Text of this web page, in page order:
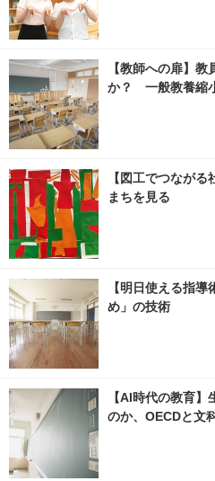
【教師への扉】
か？ 一般教養縮
【図工でつながる
まちを見る
【明日使える指
め」の技術
【AI時代の教育
のか、OECDと文